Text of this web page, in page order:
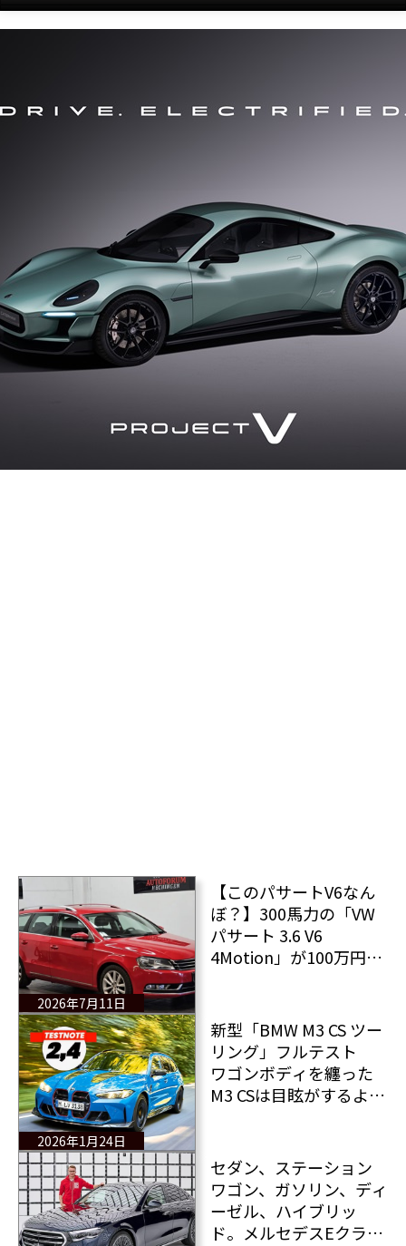
2026年7月11日
【このパサートV6なん
ぼ？】300馬力の「VW
パサート 3.6 V6
4Motion」が100万円台
2026年1月24日
新型「BMW M3 CS ツー
リング」フルテスト
ワゴンボディを纏った
M3 CSは目眩がするよう
セダン、ステーション
ワゴン、ガソリン、ディ
ーゼル、ハイブリッ
ド。メルセデスEクラス